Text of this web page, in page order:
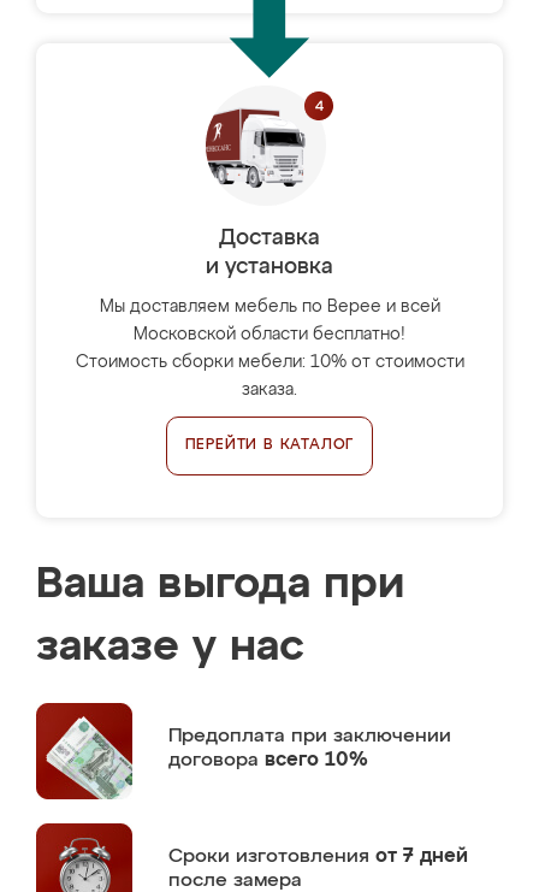
Доставка
и установка
Мы доставляем мебель по Верее и всей
Московской области бесплатно!
Стоимость сборки мебели: 10% от стоимости
заказа.
ПЕРЕЙТИ В КАТАЛОГ
Ваша выгода при
заказе у нас
Предоплата при заключении
договора всего 10%
Сроки изготовления от 7 дней
после замера